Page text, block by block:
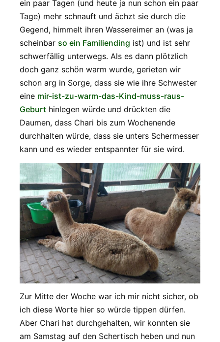
ein paar Tagen (und heute ja nun schon ein paar
Tage) mehr schnauft und ächzt sie durch die
Gegend, himmelt ihren Wassereimer an (was ja
scheinbar so ein Familiending ist) und ist sehr
schwerfällig unterwegs. Als es dann plötzlich
doch ganz schön warm wurde, gerieten wir
schon arg in Sorge, dass sie wie ihre Schwester
eine mir-ist-zu-warm-das-Kind-muss-raus-
Geburt hinlegen würde und drückten die
Daumen, dass Chari bis zum Wochenende
durchhalten würde, dass sie unters Schermesser
kann und es wieder entspannter für sie wird.
Zur Mitte der Woche war ich mir nicht sicher, ob
ich diese Worte hier so würde tippen dürfen.
Aber Chari hat durchgehalten, wir konnten sie
am Samstag auf den Schertisch heben und nun